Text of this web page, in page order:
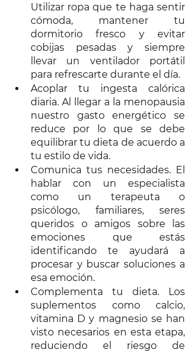
Utilizar ropa que te haga sentir
cómoda, mantener tu
dormitorio fresco y evitar
cobijas pesadas y siempre
llevar un ventilador portátil
para refrescarte durante el día.
Acoplar tu ingesta calórica
diaria. Al llegar a la menopausia
nuestro gasto energético se
reduce por lo que se debe
equilibrar tu dieta de acuerdo a
tu estilo de vida.
Comunica tus necesidades. El
hablar con un especialista
como un terapeuta o
psicólogo, familiares, seres
queridos o amigos sobre las
emociones que estás
identificando te ayudará a
procesar y buscar soluciones a
esa emoción.
Complementa tu dieta. Los
suplementos como calcio,
vitamina D y magnesio se han
visto necesarios en esta etapa,
reduciendo el riesgo de